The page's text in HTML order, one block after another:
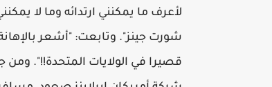
لأعرف ما يمكنني ارتدائه وما لا
شورت جينز". وتابعت: "أشعر